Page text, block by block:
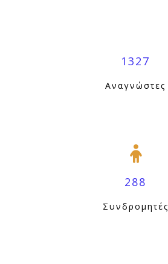
1327
Αναγνώστες
288
Συνδρομητές